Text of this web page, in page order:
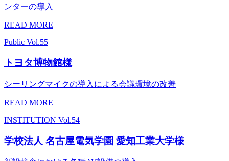
ンターの導入
READ MORE
Public Vol.55
トヨタ博物館様
シーリングマイクの導入による会議環境の改善
READ MORE
INSTITUTION Vol.54
学校法人 名古屋電気学園 愛知工業大学様